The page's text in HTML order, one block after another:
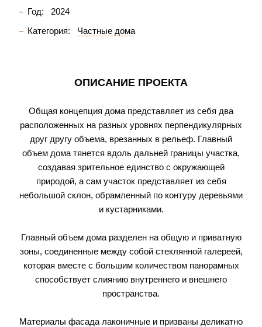
Год:
2024
Категория:
Частные дома
ОПИСАНИЕ ПРОЕКТА
Общая концепция дома представляет из себя два
расположенных на разных уровнях перпендикулярных
друг другу объема, врезанных в рельеф. Главный
объем дома тянется вдоль дальней границы участка,
создавая зрительное единство с окружающей
природой, а сам участок представляет из себя
небольшой склон, обрамленный по контуру деревьями
и кустарниками.
Главный объем дома разделен на общую и приватную
зоны, соединенные между собой стеклянной галереей,
которая вместе с большим количеством панорамных
способствует слиянию внутреннего и внешнего
пространства.
Материалы фасада лаконичные и призваны деликатно